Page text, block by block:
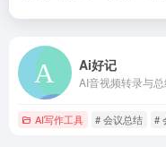
Ai好记
AI写作工具 # 会议总结 #